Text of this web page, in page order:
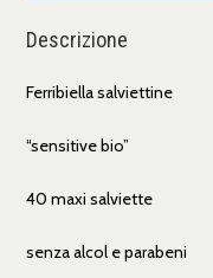
Descrizione
Ferribiella salviettine
“sensitive bio”
40 maxi salviette
senza alcol e parabeni